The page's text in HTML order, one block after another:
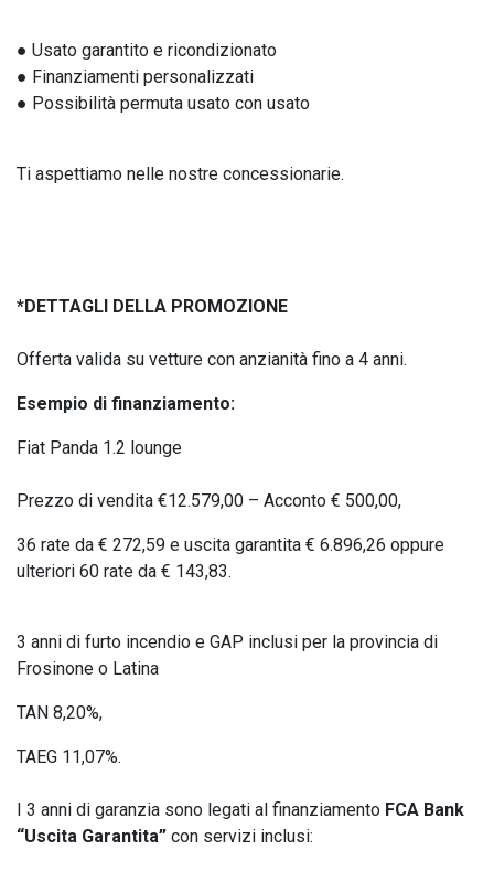
● Usato garantito e ricondizionato
● Finanziamenti personalizzati
● Possibilità permuta usato con usato
Ti aspettiamo nelle nostre concessionarie.
*DETTAGLI DELLA PROMOZIONE
Offerta valida su vetture con anzianità fino a 4 anni.
Esempio di finanziamento:
Fiat Panda 1.2 lounge
Prezzo di vendita €12.579,00 – Acconto € 500,00,
36 rate da € 272,59 e uscita garantita € 6.896,26 oppure
ulteriori 60 rate da € 143,83.
3 anni di furto incendio e GAP inclusi per la provincia di
Frosinone o Latina
TAN 8,20%,
TAEG 11,07%.
I 3 anni di garanzia sono legati al finanziamento FCA Bank
“Uscita Garantita” con servizi inclusi: